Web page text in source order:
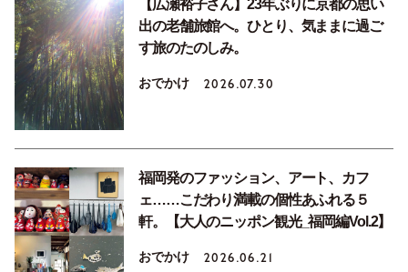
【広瀬裕子さん】23年ぶりに京都の思い
出の老舗旅館へ。ひとり、気ままに過ご
す旅のたのしみ。
おでかけ 2026.07.30
福岡発のファッション、アート、カフ
ェ……こだわり満載の個性あふれる５
軒。【大人のニッポン観光_福岡編Vol.2】
おでかけ 2026.06.21